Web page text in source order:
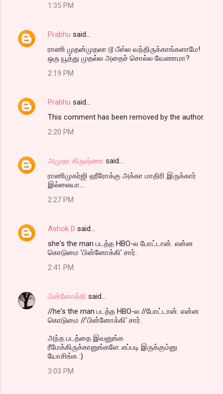
1:35 PM
Prabhu said…
ராணி முதன்முதலா டூ பீஸ்ல வந்திருக்காங்களாமே!
ஒரு யூத்து முதல்ல அதைச் சொல்ல வேணாமா?
2:19 PM
Prabhu said…
This comment has been removed by the author.
2:20 PM
அமுதா கிருஷ்ணா said…
ராணிமுகர்ஜி ஹீரோக்கு அக்கா மாதிரி இருக்கார்
இல்லையா...
2:27 PM
Ashok D said…
she's the man படத்த HBO-ல போட்டான். என்ன
கொடுமை ’பின்னோக்கி’ சார்.
2:41 PM
பின்னோக்கி said…
//he's the man படத்த HBO-ல //போட்டான். என்ன
கொடுமை //’பின்னோக்கி’ சார்.
அந்த படத்தை இவனுங்க
ரீமேக்கிருக்கானுங்களே..எப்படி இருக்கும்னு
யோசிங்க :)
3:03 PM